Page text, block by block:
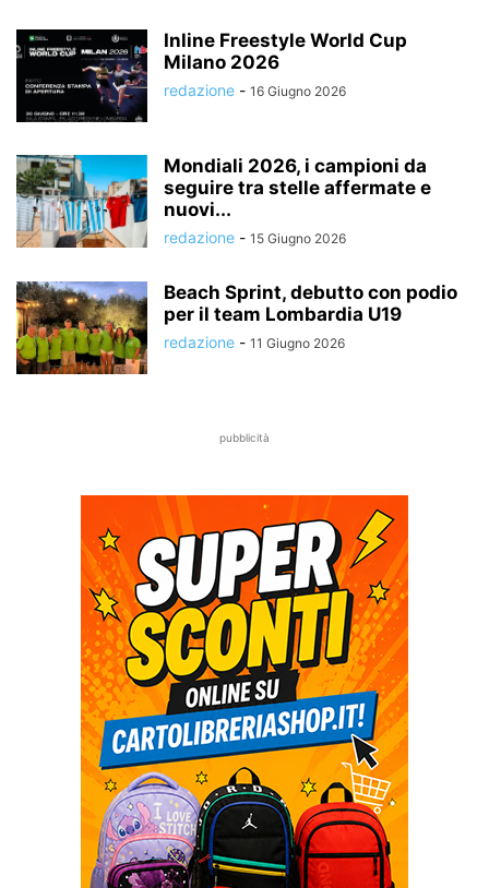
Inline Freestyle World Cup
Milano 2026
redazione - 16 Giugno 2026
Mondiali 2026, i campioni da
seguire tra stelle affermate e
nuovi...
redazione - 15 Giugno 2026
Beach Sprint, debutto con podio
per il team Lombardia U19
redazione - 11 Giugno 2026
pubblicità